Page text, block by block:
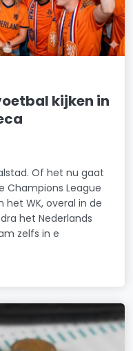
kijken in
Of het nu gaat
Champions League
het WK, overal in de
het Nederlands
zelfs in e